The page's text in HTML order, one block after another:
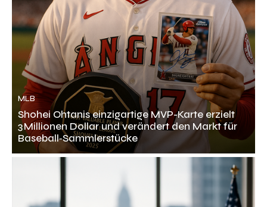
MLB
Shohei Ohtanis einzigartige MVP-Karte erzielt
3 Millionen Dollar und verändert den Markt für
Baseball‑Sammlerstücke